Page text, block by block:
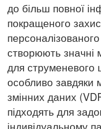
до більш повної
покращеного
створюють значні
для струменевого
особливо завдяки
змінних даних
підходять для
індивідуальному